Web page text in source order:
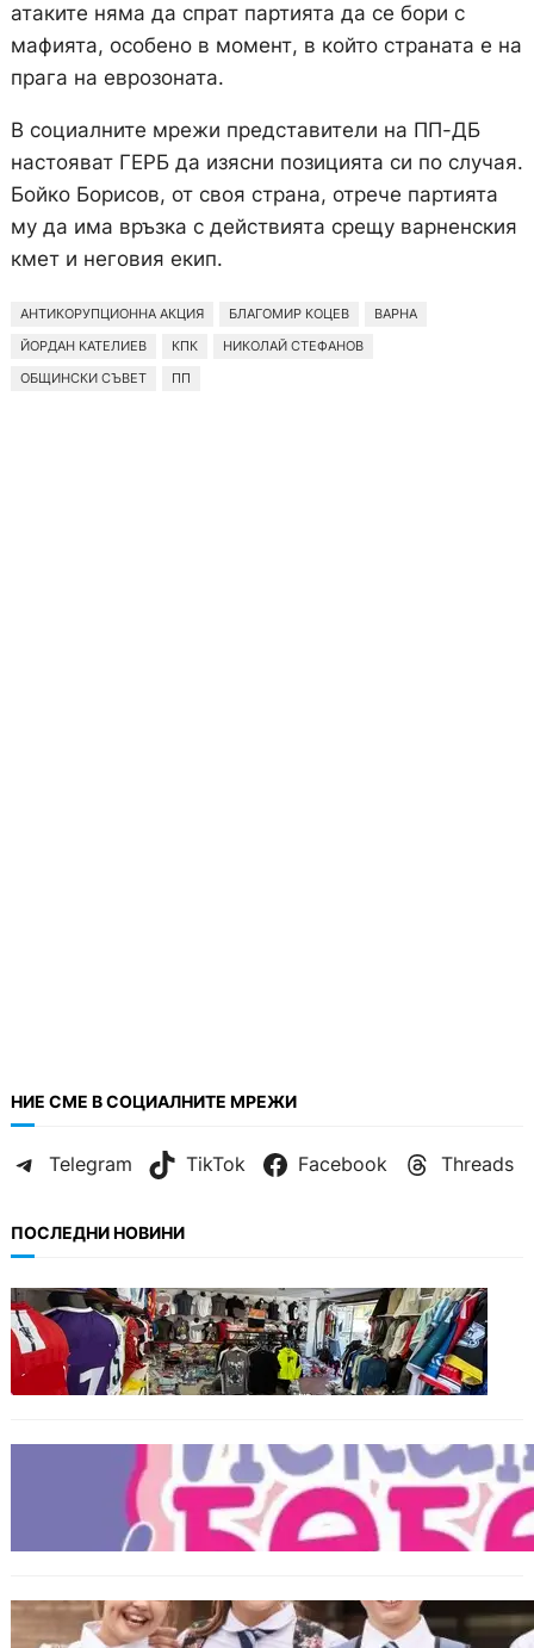
атаките няма да спрат партията да се бори с
мафията, особено в момент, в който страната е на
прага на еврозоната.
В социалните мрежи представители на ПП-ДБ
настояват ГЕРБ да изясни позицията си по случая.
Бойко Борисов, от своя страна, отрече партията
му да има връзка с действията срещу варненския
кмет и неговия екип.
АНТИКОРУПЦИОННА АКЦИЯ БЛАГОМИР КОЦЕВ
ВАРНА
ЙОРДАН КАТЕЛИЕВ
КПК
НИКОЛАЙ СТЕФАНОВ
ОБЩИНСКИ СЪВЕТ
ПП
НИЕ СМЕ В СОЦИАЛНИТЕ МРЕЖИ
Telegram TikTok Facebook Threads
ПОСЛЕДНИ НОВИНИ
БЪЛГАРИЯ
Иззеха фалшиви стоки за близо 650 000
евро при акция във Варна и „Златни
пясъци“
Инвитро подкрепата под въпрос? „Искам
бебе“ се обяви срещу прехвърлянето на
Центъра към НЗОК
ИКОНОМИКА
Колко ще струват училищните униформи